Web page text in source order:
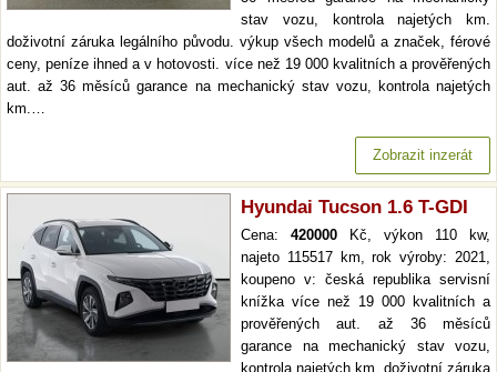
stav vozu, kontrola najetých km.
doživotní záruka legálního původu. výkup všech modelů a značek, férové
ceny, peníze ihned a v hotovosti. více než 19 000 kvalitních a prověřených
aut. až 36 měsíců garance na mechanický stav vozu, kontrola najetých
km.…
Zobrazit inzerát
Hyundai Tucson 1.6 T-GDI
Cena: 420000 Kč, výkon 110 kw,
najeto 115517 km, rok výroby: 2021,
koupeno v: česká republika servisní
knížka více než 19 000 kvalitních a
prověřených aut. až 36 měsíců
garance na mechanický stav vozu,
kontrola najetých km. doživotní záruka